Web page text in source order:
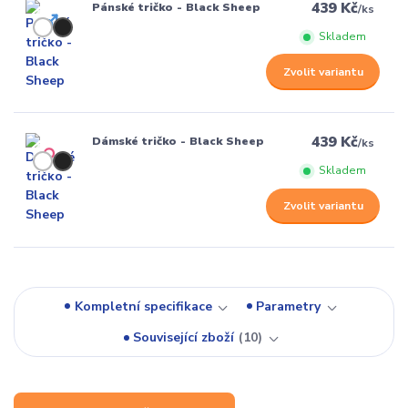
Pánské tričko - Black Sheep 439 Kč/ks
Skladem
Zvolit variantu
Dámské tričko - Black Sheep 439 Kč/ks
Skladem
Zvolit variantu
Kompletní specifikace
Parametry
Související zboží
10